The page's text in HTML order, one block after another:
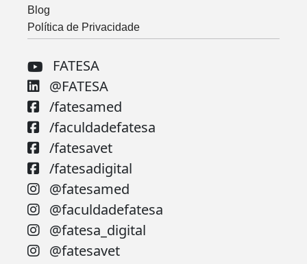
Blog
Política de Privacidade
FATESA
@FATESA
/fatesamed
/faculdadefatesa
/fatesavet
/fatesadigital
@fatesamed
@faculdadefatesa
@fatesa_digital
@fatesavet